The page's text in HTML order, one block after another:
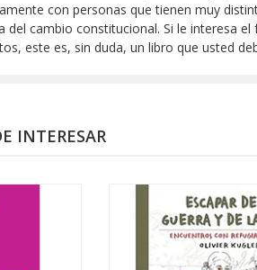
con personas que tienen muy
del cambio constitucional. Si le interesa
este es, sin duda, un libro que usted
INTERESAR